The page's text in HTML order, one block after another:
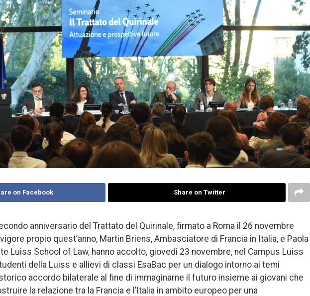
on Facebook Share on Twitter
anniversario del Trattato del Quirinale, firmato a Roma il 26 novembre
propio quest’anno, Martin Briens, Ambasciatore di Francia in Italia, e Paola
Luiss School of Law, hanno accolto, giovedì 23 novembre, nel Campus Luiss
della Luiss e allievi di classi EsaBac per un dialogo intorno ai temi
accordo bilaterale al fine di immaginarne il futuro insieme ai giovani che
la relazione tra la Francia e l’Italia in ambito europeo per una